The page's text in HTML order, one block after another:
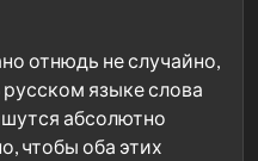
отнюдь не случайно,
языке слова
абсолютно
чтобы оба этих